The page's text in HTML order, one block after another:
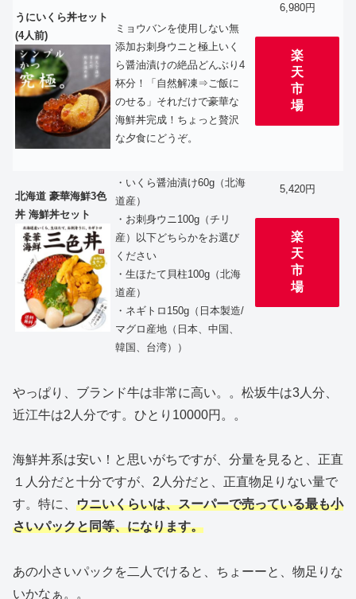
うにいくら丼セット
(4人前)
ミョウバンを使用しない無
添加お刺身ウニと極上いく
ら醤油漬けの絶品どんぶり4
杯分！「自然解凍⇒ご飯に
のせる」それだけで豪華な
海鮮丼完成！ちょっと贅沢
な夕食にどうぞ。
6,980円
楽
天
市
場
北海道 豪華海鮮3色
丼 海鮮丼セット
・いくら醤油漬け60g（北海
道産）
・お刺身ウニ100g（チリ
産）以下どちらかをお選び
ください
・生ほたて貝柱100g（北海
道産）
・ネギトロ150g（日本製造/
マグロ産地（日本、中国、
韓国、台湾））
5,420円
楽
天
市
場
やっぱり、ブランド牛は非常に高い。。松坂牛は3人分、
近江牛は2人分です。ひとり10000円。。
海鮮丼系は安い！と思いがちですが、分量を見ると、正直
１人分だと十分ですが、2人分だと、正直物足りない量で
す。特に、 ウニいくらいは、スーパーで売っている最も小
さいパックと同等、になります。
あの小さいパックを二人でけると、ちょーーと、物足りな
いかなぁ。。